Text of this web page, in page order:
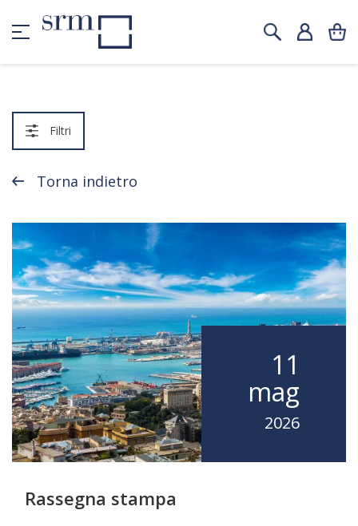
Filtri
Torna indietro
11
mag
2026
Rassegna stampa